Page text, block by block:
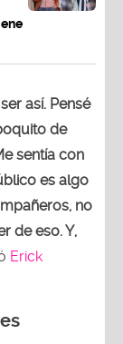
así. Pensé
de
sentía con
es algo
no
de eso. Y,
Erick